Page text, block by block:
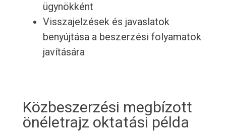
ügynökként
Visszajelzések és javaslatok
benyújtása a beszerzési folyamatok
javítására
Közbeszerzési megbízott
önéletrajz oktatási példa